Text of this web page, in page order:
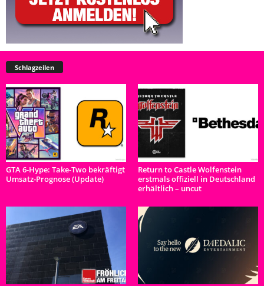
Schlagzeilen
GTA 6-Hype: Take-Two bekräftigt
Umsatz-Prognose (Update)
Return to Castle Wolfenstein
erstmals offiziell in Deutschland
erhältlich – uncut